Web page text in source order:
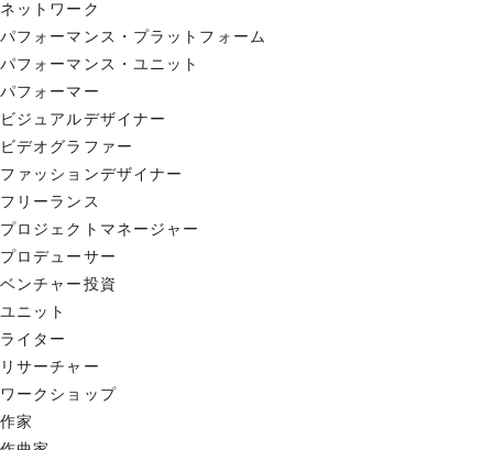
ネットワーク
パフォーマンス・プラットフォーム
パフォーマンス・ユニット
パフォーマー
ビジュアルデザイナー
ビデオグラファー
ファッションデザイナー
フリーランス
プロジェクトマネージャー
プロデューサー
ベンチャー投資
ユニット
ライター
リサーチャー
ワークショップ
作家